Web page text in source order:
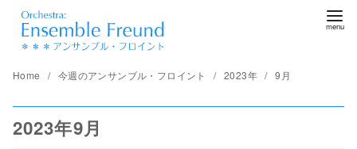
Home 今週のアンサンブル・フロイント 2023年 9月
2023年9月